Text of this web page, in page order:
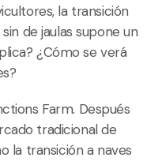
la transición
de jaulas supone un
¿Cómo se verá
Farm. Después
tradicional de
la transición a naves